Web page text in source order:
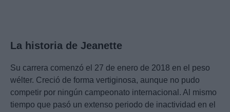
La historia de Jeanette
Su carrera comenzó el 27 de enero de 2018 en el peso
wélter. Creció de forma vertiginosa, aunque no pudo
competir por ningún campeonato internacional. Al mismo
tiempo que pasó un extenso periodo de inactividad en el